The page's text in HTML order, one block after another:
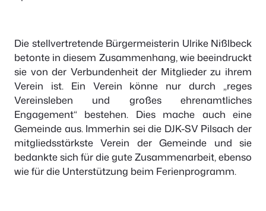
Die stellvertretende Bürgermeisterin Ulrike Nißlbeck
betonte in diesem Zusammenhang, wie beeindruckt
sie von der Verbundenheit der Mitglieder zu ihrem
Verein ist. Ein Verein könne nur durch „reges
Vereinsleben und großes ehrenamtliches
Engagement“ bestehen. Dies mache auch eine
Gemeinde aus. Immerhin sei die DJK-SV Pilsach der
mitgliedsstärkste Verein der Gemeinde und sie
bedankte sich für die gute Zusammenarbeit, ebenso
wie für die Unterstützung beim Ferienprogramm.